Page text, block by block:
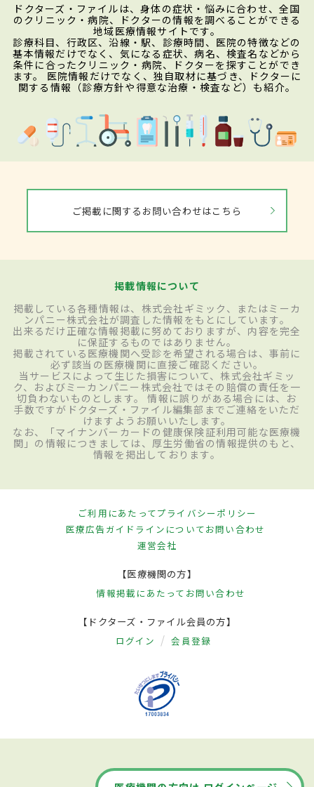
ドクターズ・ファイルは、身体の症状・悩みに合わせ、全国
のクリニック・病院、ドクターの情報を調べることができる
地域医療情報サイトです。
診療科目、行政区、沿線・駅、診療時間、医院の特徴などの
基本情報だけでなく、気になる症状、病名、検査名などから
条件に合ったクリニック・病院、ドクターを探すことができ
ます。 医院情報だけでなく、独自取材に基づき、ドクターに
関する情報（診療方針や得意な治療・検査など）も紹介。
ご掲載に関するお問い合わせはこちら
掲載情報について
掲載している各種情報は、株式会社ギミック、またはミーカ
ンパニー株式会社が調査した情報をもとにしています。
出来るだけ正確な情報掲載に努めておりますが、内容を完全
に保証するものではありません。
掲載されている医療機関へ受診を希望される場合は、事前に
必ず該当の医療機関に直接ご確認ください。
当サービスによって生じた損害について、株式会社ギミッ
ク、およびミーカンパニー株式会社ではその賠償の責任を一
切負わないものとします。 情報に誤りがある場合には、お
手数ですがドクターズ・ファイル編集部までご連絡をいただ
けますようお願いいたします。
なお、「マイナンバーカードの健康保険証利用可能な医療機
関」の情報につきましては、厚生労働省の情報提供のもと、
情報を掲出しております。
ご利用にあたってプライバシーポリシー
医療広告ガイドラインについてお問い合わせ
運営会社
【医療機関の方】
情報掲載にあたって お問い合わせ
【ドクターズ・ファイル会員の方】
ログイン 会員登録